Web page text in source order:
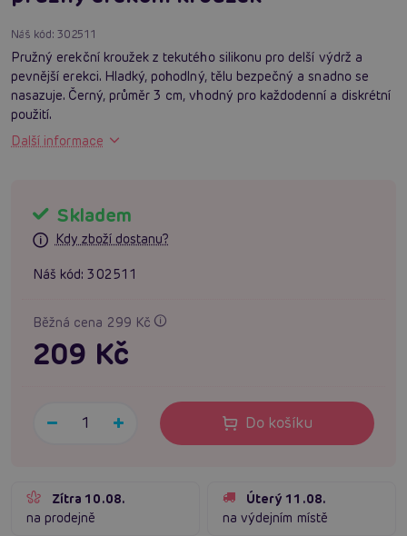
Náš kód:302511
Pružný erekční kroužek z tekutého silikonu pro delší výdrž a
pevnější erekci. Hladký, pohodlný, tělu bezpečný a snadno se
nasazuje. Černý, průměr 3 cm, vhodný pro každodenní a diskrétní
použití.
Další informace
Skladem
Kdy zboží dostanu?
Náš kód: 302511
Běžná cena 299 Kč
209 Kč
Do košíku
Zítra 10.08.
na prodejně
Úterý 11.08.
na výdejním místě